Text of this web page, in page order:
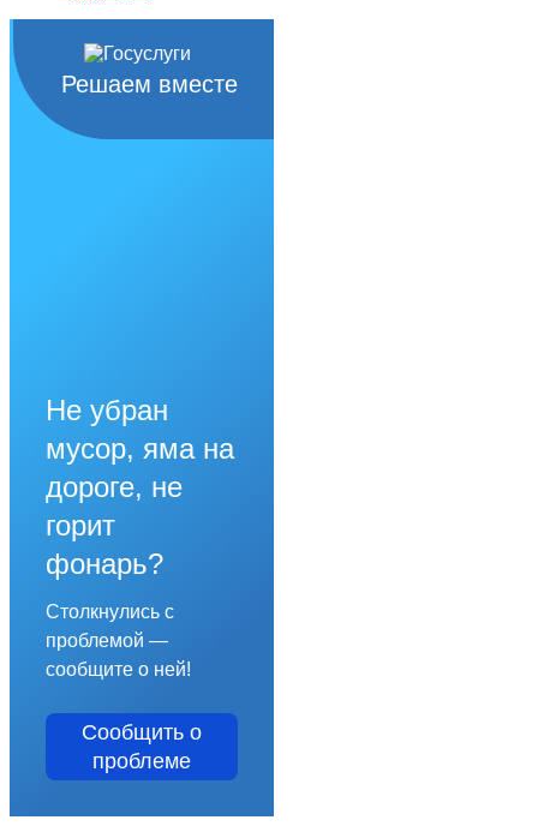
Решаем вместе
Не убран
мусор, яма на
дороге, не
горит
фонарь?
Столкнулись с
проблемой —
сообщите о ней!
Сообщить о
проблеме